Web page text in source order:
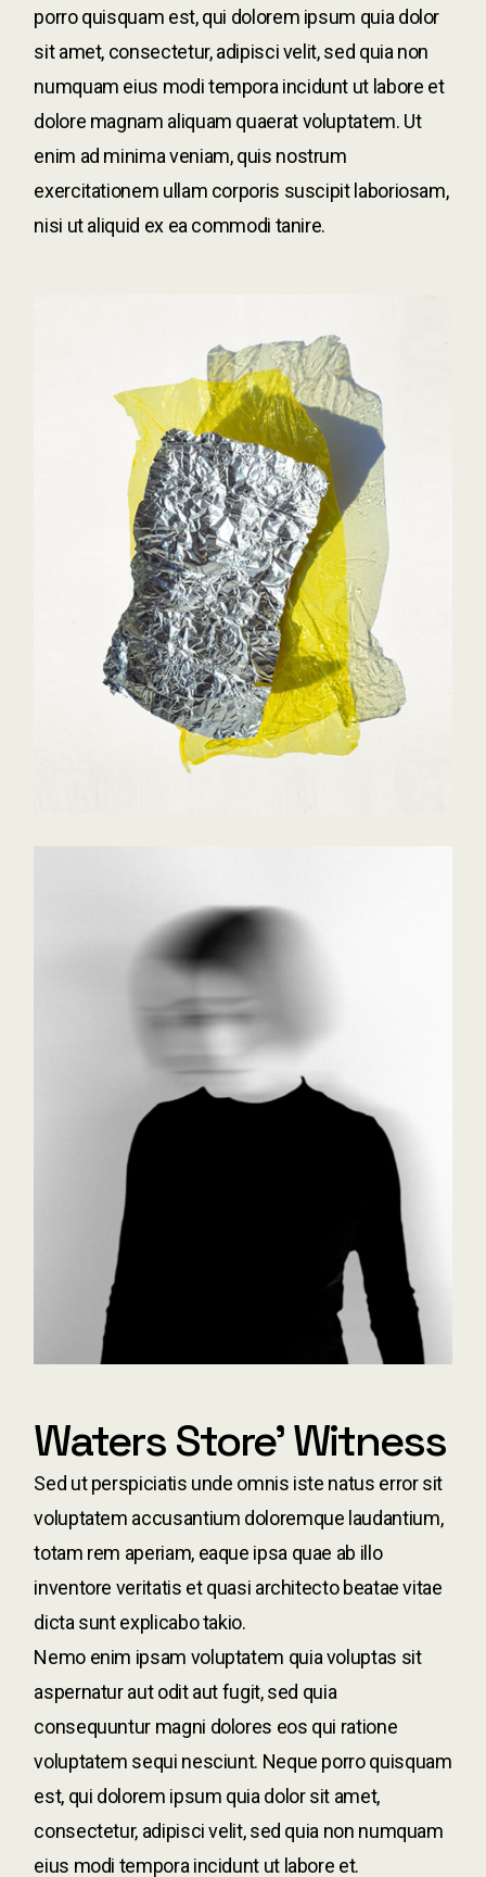
porro quisquam est, qui dolorem ipsum quia dolor
sit amet, consectetur, adipisci velit, sed quia non
numquam eius modi tempora incidunt ut labore et
dolore magnam aliquam quaerat voluptatem. Ut
enim ad minima veniam, quis nostrum
exercitationem ullam corporis suscipit laboriosam,
nisi ut aliquid ex ea commodi tanire.
Waters Store' Witness
Sed ut perspiciatis unde omnis iste natus error sit
voluptatem accusantium doloremque laudantium,
totam rem aperiam, eaque ipsa quae ab illo
inventore veritatis et quasi architecto beatae vitae
dicta sunt explicabo takio.
Nemo enim ipsam voluptatem quia voluptas sit
aspernatur aut odit aut fugit, sed quia
consequuntur magni dolores eos qui ratione
voluptatem sequi nesciunt. Neque porro quisquam
est, qui dolorem ipsum quia dolor sit amet,
consectetur, adipisci velit, sed quia non numquam
eius modi tempora incidunt ut labore et.